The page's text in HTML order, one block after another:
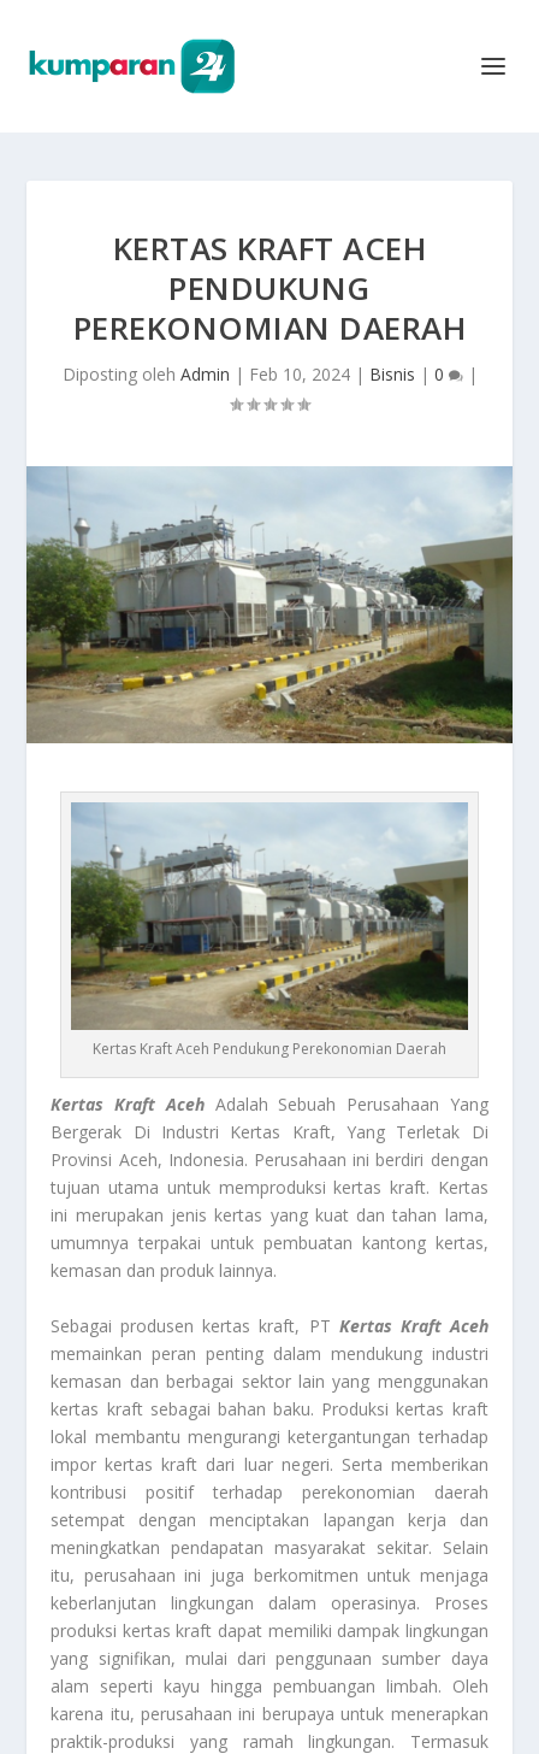
KERTAS KRAFT ACEH
PENDUKUNG
PEREKONOMIAN DAERAH
Diposting oleh Admin | Feb 10, 2024| Bisnis | 0 |
Kertas Kraft Aceh Pendukung Perekonomian Daerah
Kertas Kraft AcehAdalah Sebuah Perusahaan Yang
Bergerak Di Industri Kertas Kraft, Yang Terletak Di
Provinsi Aceh, Indonesia. Perusahaan ini berdiri dengan
tujuan utama untuk memproduksi kertas kraft. Kertas
ini merupakan jenis kertas yang kuat dan tahan lama,
umumnya terpakai untuk pembuatan kantong kertas,
kemasan dan produk lainnya.
Sebagai produsen kertas kraft, PT Kertas Kraft Aceh
memainkan peran penting dalam mendukung industri
kemasan dan berbagai sektor lain yang menggunakan
kertas kraft sebagai bahan baku. Produksi kertas kraft
lokal membantu mengurangi ketergantungan terhadap
impor kertas kraft dari luar negeri. Serta memberikan
kontribusi positif terhadap perekonomian daerah
setempat dengan menciptakan lapangan kerja dan
meningkatkan pendapatan masyarakat sekitar. Selain
itu, perusahaan ini juga berkomitmen untuk menjaga
keberlanjutan lingkungan dalam operasinya. Proses
produksi kertas kraft dapat memiliki dampak lingkungan
yang signifikan, mulai dari penggunaan sumber daya
alam seperti kayu hingga pembuangan limbah. Oleh
karena itu, perusahaan ini berupaya untuk menerapkan
praktik-produksi yang ramah lingkungan. Termasuk